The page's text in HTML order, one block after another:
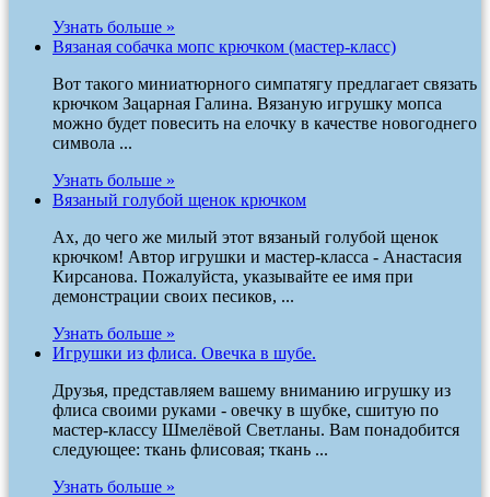
Узнать больше »
Вязаная собачка мопс крючком (мастер-класс)
Вот такого миниатюрного симпатягу предлагает связать
крючком Зацарная Галина. Вязаную игрушку мопса
можно будет повесить на елочку в качестве новогоднего
символа ...
Узнать больше »
Вязаный голубой щенок крючком
Ах, до чего же милый этот вязаный голубой щенок
крючком! Автор игрушки и мастер-класса - Анастасия
Кирсанова. Пожалуйста, указывайте ее имя при
демонстрации своих песиков, ...
Узнать больше »
Игрушки из флиса. Овечка в шубе.
Друзья, представляем вашему вниманию игрушку из
флиса своими руками - овечку в шубке, сшитую по
мастер-классу Шмелёвой Светланы. Вам понадобится
следующее: ткань флисовая; ткань ...
Узнать больше »